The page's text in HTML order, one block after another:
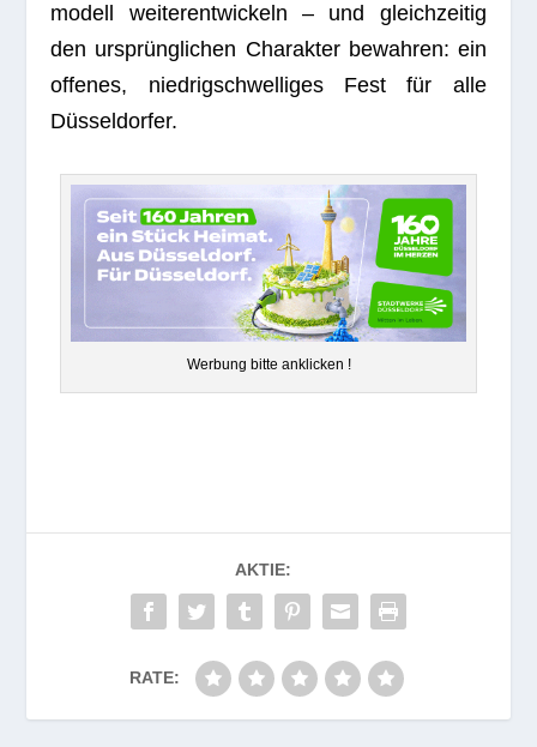
mo­dell wei­ter­ent­wi­ckeln – und gleich­zei­tig
den ursprüng­li­chen Cha­rak­ter bewah­ren: ein
offe­nes, nied­rig­schwel­li­ges Fest für alle
Düsseldorfer.
Wer­bung bitte anklicken !
AKTIE:
RATE: